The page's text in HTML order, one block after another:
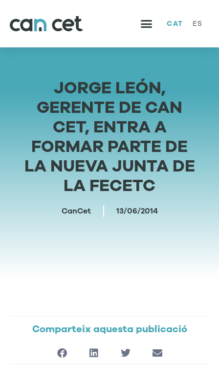
CAT ES
JORGE LEÓN,
GERENTE DE CAN
CET, ENTRA A
FORMAR PARTE DE
LA NUEVA JUNTA DE
LA FECETC
CanCet 13/06/2014
Comparteix aquesta publicació